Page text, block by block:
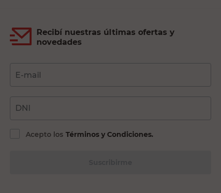
Recibí nuestras últimas ofertas y
novedades
E-mail
DNI
Acepto los Términos y Condiciones.